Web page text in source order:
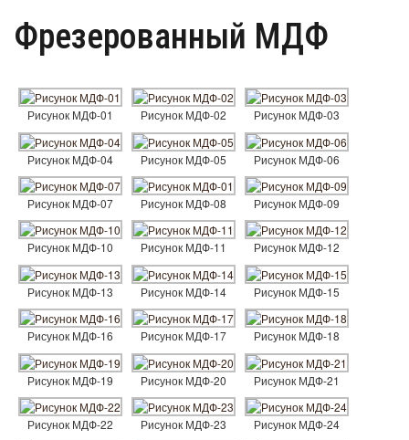
Фрезерованный МДФ
Рисунок МДФ-01 Рисунок МДФ-02 Рисунок МДФ-03
Рисунок МДФ-04 Рисунок МДФ-05 Рисунок МДФ-06
Рисунок МДФ-07 Рисунок МДФ-08 Рисунок МДФ-09
Рисунок МДФ-10 Рисунок МДФ-11 Рисунок МДФ-12
Рисунок МДФ-13 Рисунок МДФ-14 Рисунок МДФ-15
Рисунок МДФ-16 Рисунок МДФ-17 Рисунок МДФ-18
Рисунок МДФ-19 Рисунок МДФ-20 Рисунок МДФ-21
Рисунок МДФ-22 Рисунок МДФ-23 Рисунок МДФ-24